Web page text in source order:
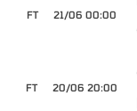
21/06 00:00
FT
20/06 20:00
FT